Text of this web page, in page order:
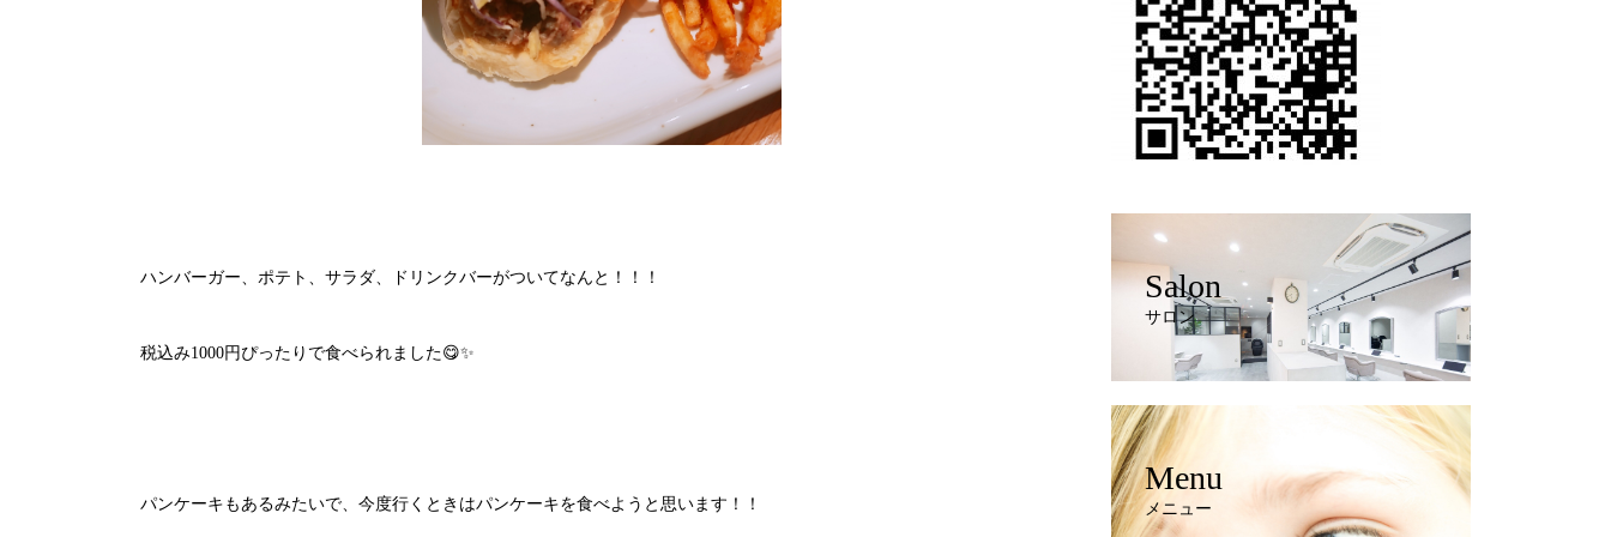
ハンバーガー、ポテト、サラダ、ドリンクバーがついてなんと！！！
税込み1000円ぴったりで食べられました😋✨
パンケーキもあるみたいで、今度行くときはパンケーキを食べようと思います！！
Salon
サロン
Menu
メニュー